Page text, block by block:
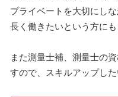
プライベートを大切にしな
長く働きたいという方にも
また測量士補、測量士の
すので、スキルアップし